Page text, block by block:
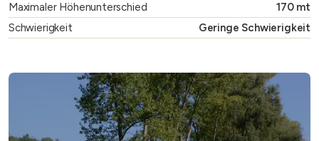
Maximaler Höhenunterschied
170 mt
Schwierigkeit
Geringe Schwierigkeit